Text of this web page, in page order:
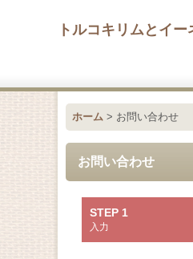
トルコキリムとイ
ホーム > お問い合わせ
お問い合わせ
STEP 1
入力